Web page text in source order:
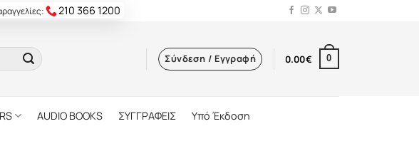
210 366 1200
Σύνδεση / Εγγραφή 0.00€ 0
AUDIO BOOKS ΣΥΓΓΡΑΦΕΙΣ Υπό Έκδοση